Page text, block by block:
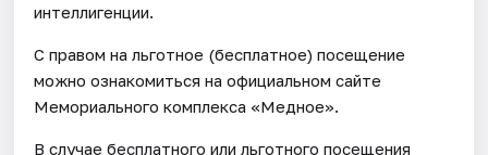
интеллигенции.
С правом на льготное (бесплатное) посещение
можно ознакомиться на официальном сайте
Мемориального комплекса «Медное».
В случае бесплатного или льготного посещения